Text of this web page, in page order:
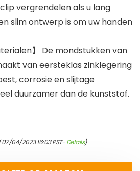
vergrendelen als u lang
slim ontwerp is om uw handen
】 De mondstukken van
van eersteklas zinklegering
corrosie en slijtage
duurzamer dan de kunststof.
04/2023 16:03 PST-Details)